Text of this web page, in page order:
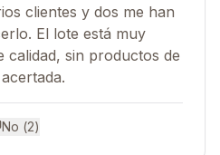
clientes y dos me han
El lote está muy
calidad, sin productos de
No (2)